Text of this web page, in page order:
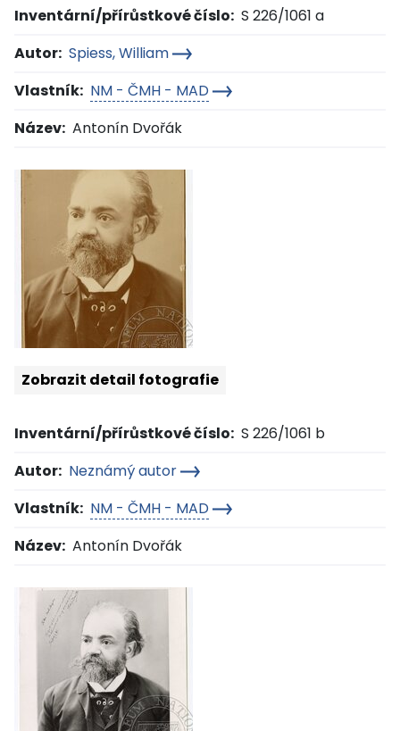
Inventární/přírůstkové číslo: S 226/1061 a
Autor: Spiess, William
Vlastník: NM - ČMH - MAD
Název: Antonín Dvořák
Zobrazit detail fotografie
Inventární/přírůstkové číslo: S 226/1061 b
Autor: Neznámý autor
Vlastník: NM - ČMH - MAD
Název: Antonín Dvořák